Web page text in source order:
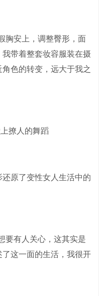
胸安上，调整臀形，面
带着整套妆容服装在摄
色的转变，远大于我之
撩人的舞蹈
原了变性女人生活中的
要有人关心，这其实是
这一面的生活，我很开